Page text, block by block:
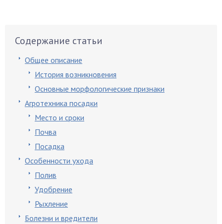
Содержание статьи
Общее описание
История возникновения
Основные морфологические признаки
Агротехника посадки
Место и сроки
Почва
Посадка
Особенности ухода
Полив
Удобрение
Рыхление
Болезни и вредители